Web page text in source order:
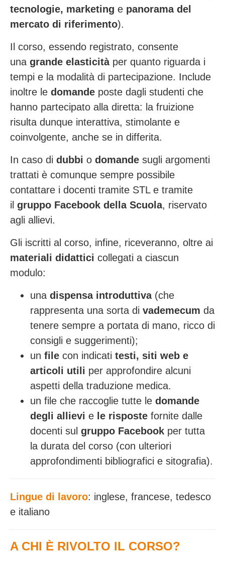
tecnologie, marketing e panorama del
mercato di riferimento).
Il corso, essendo registrato, consente
una grande elasticitàper quanto riguarda i
tempi e la modalità di partecipazione. Include
inoltre le domande poste dagli studenti che
hanno partecipato alla diretta: la fruizione
risulta dunque interattiva, stimolante e
coinvolgente, anche se in differita.
In caso di dubbi o domande sugli argomenti
trattati è comunque sempre possibile
contattare i docenti tramite STL e tramite
il gruppo Facebook della Scuola, riservato
agli allievi.
Gli iscritti al corso, infine, riceveranno, oltre ai
materiali didattici collegati a ciascun
modulo:
una dispensa introduttiva(che
rappresenta una sorta di vademecum da
tenere sempre a portata di mano, ricco di
consigli e suggerimenti);
un file con indicati testi, siti web e
articoli utili per approfondire alcuni
aspetti della traduzione medica.
un file che raccoglie tutte le domande
degli allievi e le risposte fornite dalle
docenti sul gruppo Facebook per tutta
la durata del corso (con ulteriori
approfondimenti bibliografici e sitografia).
Lingue di lavoro: inglese, francese, tedesco
e italiano
A CHI È RIVOLTO IL CORSO?